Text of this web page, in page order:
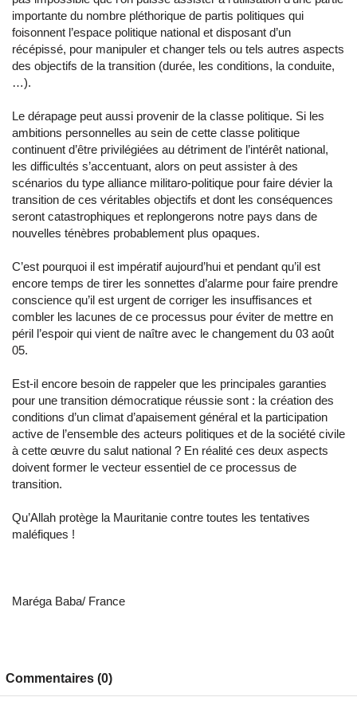
importante du nombre pléthorique de partis politiques qui
foisonnent l’espace politique national et disposant d’un
récépissé, pour manipuler et changer tels ou tels autres aspects
des objectifs de la transition (durée, les conditions, la conduite,
…).
Le dérapage peut aussi provenir de la classe politique. Si les
ambitions personnelles au sein de cette classe politique
continuent d’être privilégiées au détriment de l’intérêt national,
les difficultés s’accentuant, alors on peut assister à des
scénarios du type alliance militaro-politique pour faire dévier la
transition de ces véritables objectifs et dont les conséquences
seront catastrophiques et replongerons notre pays dans de
nouvelles ténèbres probablement plus opaques.
C’est pourquoi il est impératif aujourd’hui et pendant qu’il est
encore temps de tirer les sonnettes d’alarme pour faire prendre
conscience qu’il est urgent de corriger les insuffisances et
combler les lacunes de ce processus pour éviter de mettre en
péril l’espoir qui vient de naître avec le changement du 03 août
05.
Est-il encore besoin de rappeler que les principales garanties
pour une transition démocratique réussie sont : la création des
conditions d’un climat d’apaisement général et la participation
active de l’ensemble des acteurs politiques et de la société civile
à cette œuvre du salut national ? En réalité ces deux aspects
doivent former le vecteur essentiel de ce processus de
transition.
Qu’Allah protège la Mauritanie contre toutes les tentatives
maléfiques !
Maréga Baba/ France
Commentaires (0)